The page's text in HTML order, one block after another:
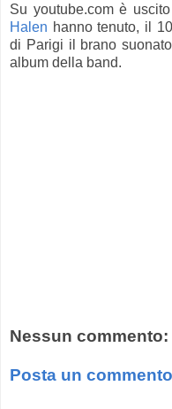
Su youtube.com è
Halen hanno tenuto, il
di Parigi il brano
album della band.
Nessun commento:
Posta un commento